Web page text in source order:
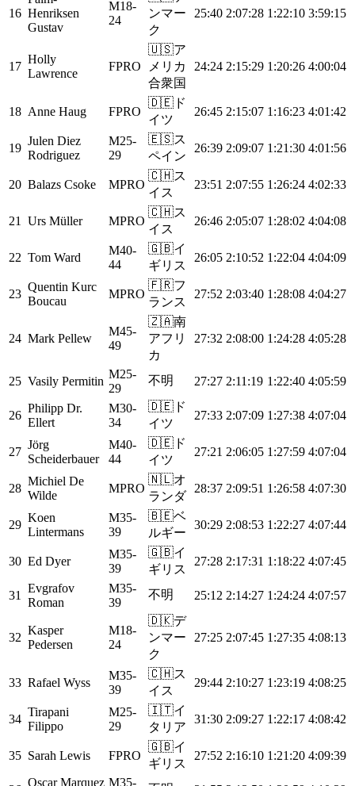
16 Henriksen
Gustav
M18-
24
ンマー
ク
25:40 2:07:28 1:22:10 3:59:15
17
Holly
Lawrence
FPRO
🇺🇸ア
メリカ
合衆国
24:24 2:15:29 1:20:26 4:00:04
18 Anne Haug FPRO
🇩🇪 ド
イツ
26:45 2:15:07 1:16:23 4:01:42
19
Julen Diez
Rodriguez
M25-
29
🇪🇸ス
ペイン
26:39 2:09:07 1:21:30 4:01:56
20 Balazs Csoke MPRO
🇨🇭ス
イス
23:51 2:07:55 1:26:24 4:02:33
21 Urs Müller MPRO
🇨🇭ス
イス
26:46 2:05:07 1:28:02 4:04:08
22 Tom Ward
M40-
44
🇬🇧イ
ギリス
26:05 2:10:52 1:22:04 4:04:09
23
Quentin Kurc
Boucau
MPRO
🇫🇷フ
ランス
27:52 2:03:40 1:28:08 4:04:27
24 Mark Pellew
M45-
49
🇿🇦南
アフリ
カ
27:32 2:08:00 1:24:28 4:05:28
25 Vasily Permitin
M25-
29
不明 27:27 2:11:19 1:22:40 4:05:59
26
Philipp Dr.
Ellert
M30-
34
🇩🇪 ド
イツ
27:33 2:07:09 1:27:38 4:07:04
27
Jörg
Scheiderbauer
M40-
44
🇩🇪 ド
イツ
27:21 2:06:05 1:27:59 4:07:04
28
Michiel De
Wilde
MPRO
🇳🇱オ
ランダ
28:37 2:09:51 1:26:58 4:07:30
29
Koen
Lintermans
M35-
39
🇧🇪ベ
ルギー
30:29 2:08:53 1:22:27 4:07:44
30 Ed Dyer
M35-
39
🇬🇧イ
ギリス
27:28 2:17:31 1:18:22 4:07:45
31
Evgrafov
Roman
M35-
39
不明 25:12 2:14:27 1:24:24 4:07:57
32
Kasper
Pedersen
M18-
24
🇩🇰デ
ンマー
ク
27:25 2:07:45 1:27:35 4:08:13
33 Rafael Wyss
M35-
39
🇨🇭ス
イス
29:44 2:10:27 1:23:19 4:08:25
34
Tirapani
Filippo
M25-
29
🇮🇹イ
タリア
31:30 2:09:27 1:22:17 4:08:42
35 Sarah Lewis FPRO
🇬🇧イ
ギリス
27:52 2:16:10 1:21:20 4:09:39
Oscar Marquez M35-